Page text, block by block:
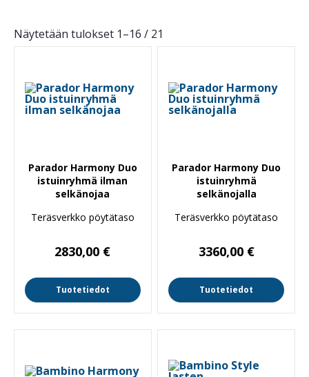
Näytetään tulokset 1–16 / 21
Parador Harmony Duo
istuinryhmä ilman
selkänojaa
Teräsverkko pöytätaso
2830,00 €
Tuotetiedot
Parador Harmony Duo
istuinryhmä
selkänojalla
Teräsverkko pöytätaso
3360,00 €
Tuotetiedot